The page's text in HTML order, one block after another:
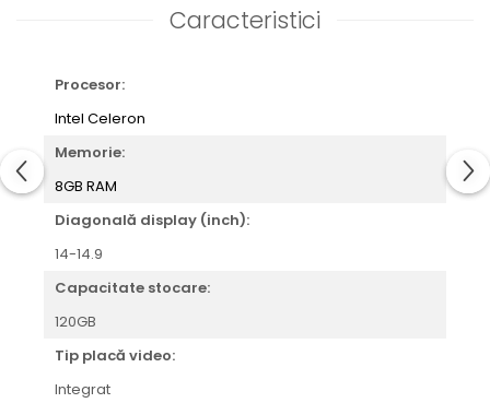
Caracteristici
Procesor:
Intel Celeron
Memorie:
8GB RAM
Diagonală display (inch):
14-14.9
Capacitate stocare:
120GB
Tip placă video:
Integrat